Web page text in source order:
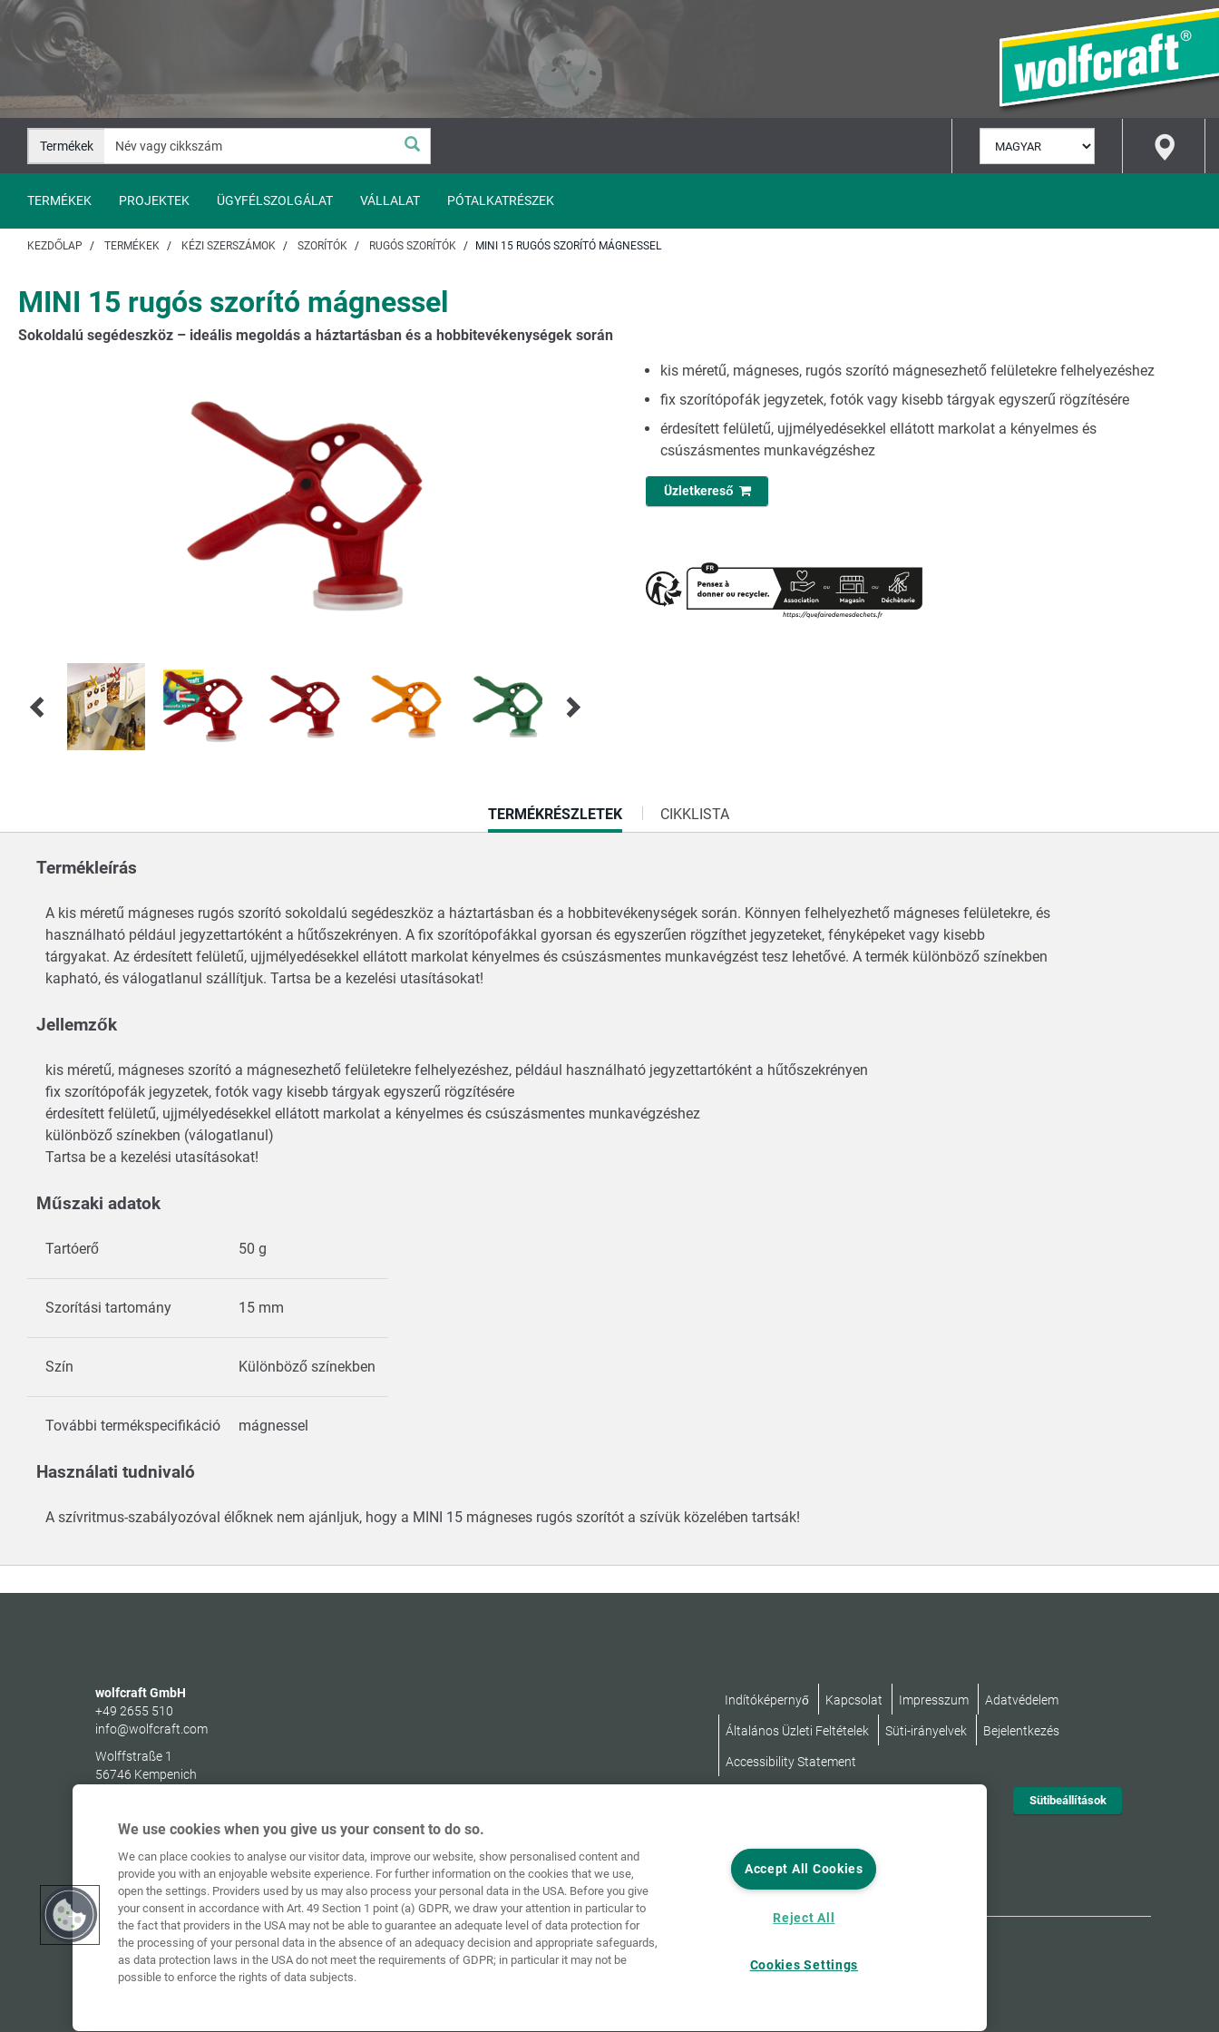
Ugrás
tartalomhoz
Ugrás
navigációhoz
Termékek
KIVÁLASZTÁSA
TERMÉKEK PROJEKTEK ÜGYFÉLSZOLGÁLAT VÁLLALAT PÓTALKATRÉSZEK
KEZDŐLAP TERMÉKEK KÉZI SZERSZÁMOK SZORÍTÓK RUGÓS SZORÍTÓK MINI 15 RUGÓS SZORÍTÓ MÁGNESSEL
MINI 15 rugós szorító mágnessel
Sokoldalú segédeszköz – ideális megoldás a háztartásban és a hobbitevékenységek során
kis méretű, mágneses, rugós szorító mágnesezhető felületekre felhelyezéshez
fix szorítópofák jegyzetek, fotók vagy kisebb tárgyak egyszerű rögzítésére
érdesített felületű, ujjmélyedésekkel ellátott markolat a kényelmes és
csúszásmentes munkavégzéshez
Üzletkereső
CURRENT
TAB:
TERMÉKRÉSZLETEK CIKKLISTA
Termékleírás
A kis méretű mágneses rugós szorító sokoldalú segédeszköz a háztartásban és a hobbitevékenységek során. Könnyen felhelyezhető mágneses felületekre, és
használható például jegyzettartóként a hűtőszekrényen. A fix szorítópofákkal gyorsan és egyszerűen rögzíthet jegyzeteket, fényképeket vagy kisebb
tárgyakat. Az érdesített felületű, ujjmélyedésekkel ellátott markolat kényelmes és csúszásmentes munkavégzést tesz lehetővé. A termék különböző színekben
kapható, és válogatlanul szállítjuk. Tartsa be a kezelési utasításokat!
Jellemzők
kis méretű, mágneses szorító a mágnesezhető felületekre felhelyezéshez, például használható jegyzettartóként a hűtőszekrényen
fix szorítópofák jegyzetek, fotók vagy kisebb tárgyak egyszerű rögzítésére
érdesített felületű, ujjmélyedésekkel ellátott markolat a kényelmes és csúszásmentes munkavégzéshez
különböző színekben (válogatlanul)
Tartsa be a kezelési utasításokat!
Műszaki adatok
Tartóerő 50 g
Szorítási tartomány 15 mm
Szín Különböző színekben
További termékspecifikáció mágnessel
Használati tudnivaló
A szívritmus-szabályozóval élőknek nem ajánljuk, hogy a MINI 15 mágneses rugós szorítót a szívük közelében tartsák!
wolfcraft GmbH
+49 2655 510
info@wolfcraft.com
Wolffstraße 1
56746 Kempenich
Indítóképernyő Kapcsolat Impresszum Adatvédelem
Általános Üzleti Feltételek Süti-irányelvek Bejelentkezés
Accessibility Statement
Sütibeállítások
We use cookies when you give us your consent to do so.
We can place cookies to analyse our visitor data, improve our website, show personalised content and
provide you with an enjoyable website experience. For further information on the cookies that we use,
open the settings. Providers used by us may also process your personal data in the USA. Before you give
your consent in accordance with Art. 49 Section 1 point (a) GDPR, we draw your attention in particular to
the fact that providers in the USA may not be able to guarantee an adequate level of data protection for
the processing of your personal data in the absence of an adequacy decision and appropriate safeguards,
as data protection laws in the USA do not meet the requirements of GDPR; in particular it may not be
possible to enforce the rights of data subjects.
Accept All Cookies
Reject All
Cookies Settings